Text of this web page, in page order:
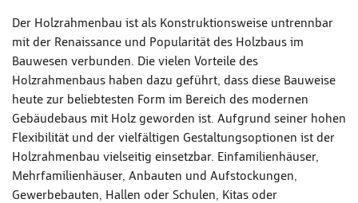
Der Holzrahmenbau ist als Konstruktionsweise untrennbar
mit der Renaissance und Popularität des Holzbaus im
Bauwesen verbunden. Die vielen Vorteile des
Holzrahmenbaus haben dazu geführt, dass diese Bauweise
heute zur beliebtesten Form im Bereich des modernen
Gebäudebaus mit Holz geworden ist. Aufgrund seiner hohen
Flexibilität und der vielfältigen Gestaltungsoptionen ist der
Holzrahmenbau vielseitig einsetzbar. Einfamilienhäuser,
Mehrfamilienhäuser, Anbauten und Aufstockungen,
Gewerbebauten, Hallen oder Schulen, Kitas oder